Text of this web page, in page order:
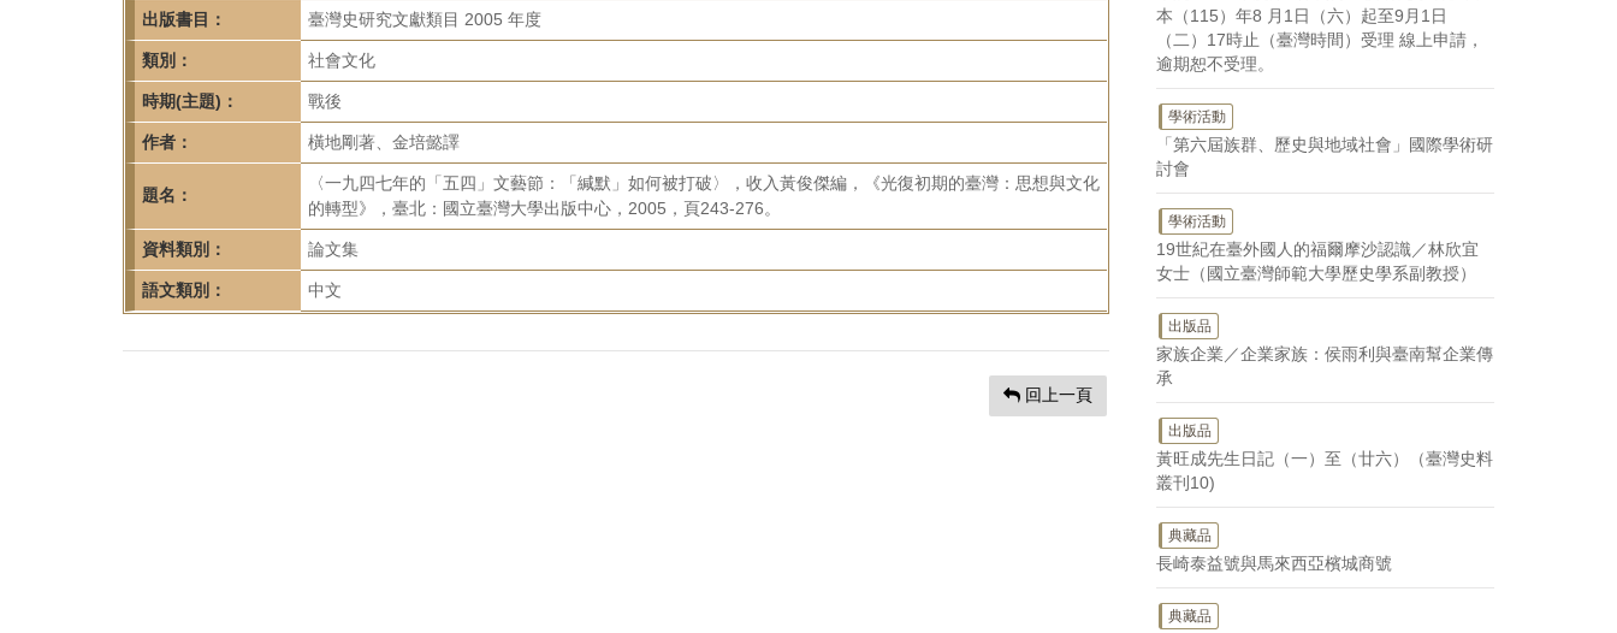
所-
首
頁
出版書目： 臺灣史研究文獻類目 2005 年度
類別： 社會文化
時期(主題)： 戰後
作者： 橫地剛著、金培懿譯
題名：
〈一九四七年的「五四」文藝節：「緘默」如何被打破〉，收入黃俊傑編，《光復初期的臺灣：思想與文化
的轉型》，臺北：國立臺灣大學出版中心，2005，頁243-276。
資料類別： 論文集
語文類別： 中文
回上一頁
本（115）年8 月1日（六）起至9月1日
（二）17時止（臺灣時間）受理 線上申請，
逾期恕不受理。
學術活動
「第六屆族群、歷史與地域社會」國際學術研
討會
學術活動
19世紀在臺外國人的福爾摩沙認識／林欣宜
女士（國立臺灣師範大學歷史學系副教授）
出版品
家族企業／企業家族：侯雨利與臺南幫企業傳
承
出版品
黃旺成先生日記（一）至（廿六）（臺灣史料
叢刊10)
典藏品
長崎泰益號與馬來西亞檳城商號
典藏品